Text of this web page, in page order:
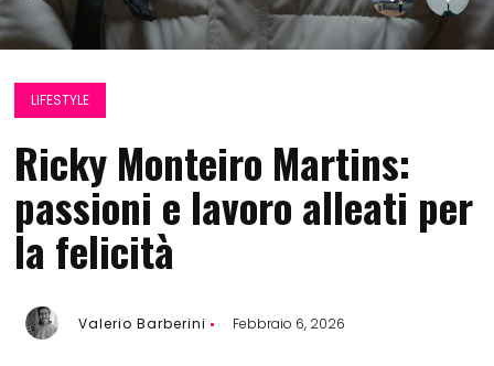
LIFESTYLE
Ricky Monteiro Martins:
passioni e lavoro alleati per
la felicità
Valerio Barberini Febbraio 6, 2026